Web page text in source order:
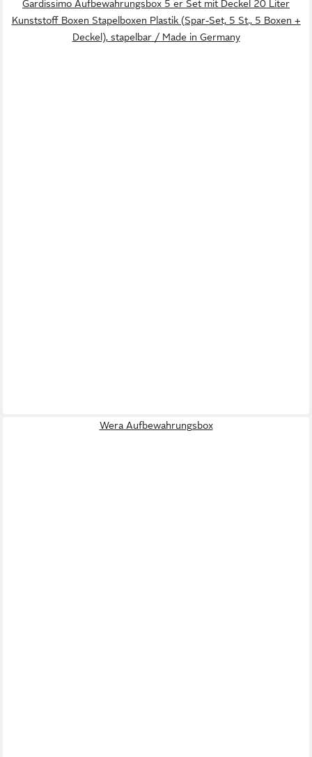
Gardissimo Aufbewahrungsbox 5 er Set mit Deckel 20 Liter
Kunststoff Boxen Stapelboxen Plastik (Spar-Set, 5 St., 5 Boxen +
Deckel), stapelbar / Made in Germany
Wera Aufbewahrungsbox